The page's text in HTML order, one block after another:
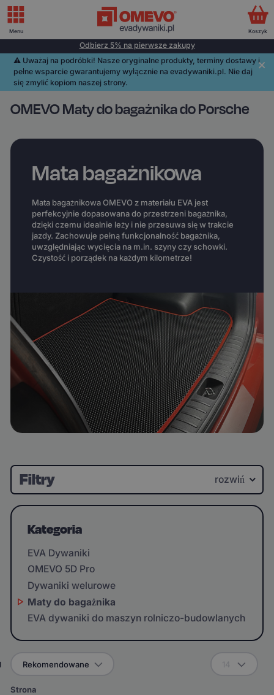
Odbierz 5% na pierwsze zakupy
⚠️️ Uważaj na podróbki! Nasze oryginalne produkty, terminy dostawy i
pełne wsparcie gwarantujemy wyłącznie na evadywaniki.pl. Nie daj
się zmylić kopiom naszej strony.
OMEVO Maty do bagażnika do Porsche
Mata bagażnikowa
Mata bagażnikowa OMEVO z materiału EVA jest
perfekcyjnie dopasowana do przestrzeni bagażnika,
dzięki czemu idealnie leży i nie przesuwa się w trakcie
jazdy. Zachowuje pełną funkcjonalność bagażnika,
uwzględniając wycięcia na m.in. szyny czy schowki.
Czystość i porządek na każdym kilometrze!
Filtry rozwiń
Kategoria
EVA Dywaniki
OMEVO 5D Pro
Dywaniki welurowe
Maty do bagażnika
EVA dywaniki do maszyn rolniczo-budowlanych
Strona
Rekomendowane
Menu Koszyk